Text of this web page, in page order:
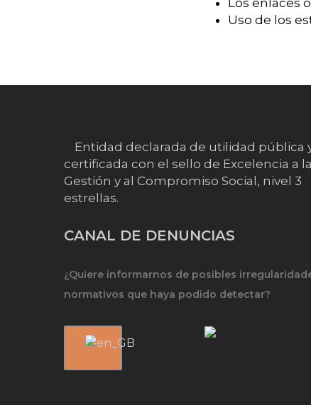
Los enlaces
Uso de los
Entidad declarada de utilidad pública
certificada con el sello de Excelencia a la
Gestión y al Compromiso Social, nivel 3
estrellas.
CANAL DE DENUNCIAS
¿Quiere informarnos de posibles
normativos que haya podido detectar?